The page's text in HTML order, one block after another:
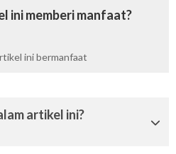
ini memberi manfaat?
ini bermanfaat
artikel ini?